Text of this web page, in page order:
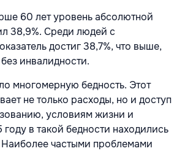
60 лет уровень абсолютной
38,9%. Среди людей с
достиг 38,7%, что выше,
инвалидности.
многомерную бедность. Этот
не только расходы, но и доступ
условиям жизни и
году в такой бедности находились
Наиболее частыми проблемами